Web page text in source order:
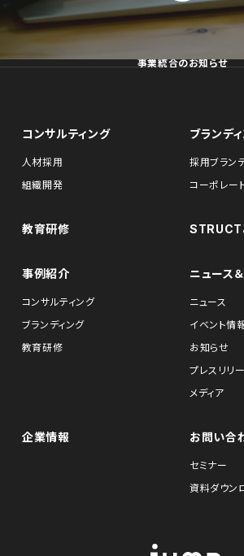
事業統合のお知らせ
コンサルティング
人材採用
組織開発
ブランデ
採用ブラン
コーポレー
教育研修 STRUCT
事例紹介
コンサルティング
ブランディング
教育研修
ニュース
ニュース
イベント情
お知らせ
プレスリリ
メディア
企業情報 お問い合
セミナー
資料ダウン